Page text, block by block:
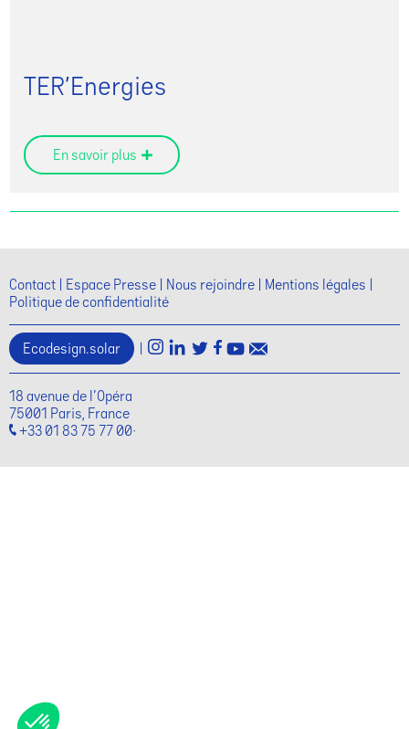
TER’Energies
En savoir plus
Contact Espace Presse Nous rejoindre
Mentions légales
Politique de confidentialité
Ecodesign.solar
18 avenue de l'Opéra
75001 Paris, France
+33 01 83 75 77 00·